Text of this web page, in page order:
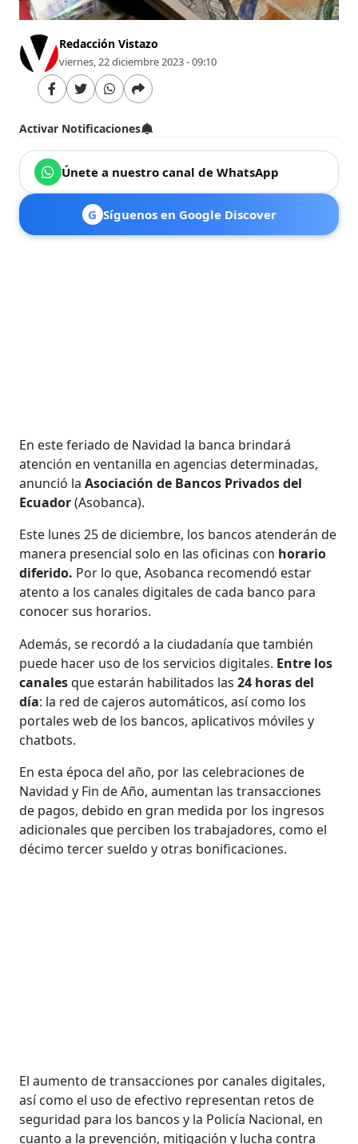
Redacción Vistazo
viernes, 22 diciembre 2023 - 09:10
Activar Notificaciones
Únete a nuestro canal de WhatsApp
G Síguenos en Google Discover
En este feriado de Navidad la banca brindará
atención en ventanilla en agencias determinadas,
anunció laAsociación de Bancos Privados del
Ecuador(Asobanca).
Este lunes 25 de diciembre, los bancos atenderán de
manera presencial solo en las oficinas con horario
diferido. Por lo que, Asobanca recomendó estar
atento a los canales digitales de cada banco para
conocer sus horarios.
Además, se recordó a la ciudadanía que también
puede hacer uso de los servicios digitales. Entre los
canalesque estarán habilitados las 24 horas del
día: la red de cajeros automáticos, así como los
portales web de los bancos, aplicativos móviles y
chatbots.
En esta época del año, por las celebraciones de
Navidad y Fin de Año, aumentan las transacciones
de pagos, debido en gran medida por los ingresos
adicionales que perciben los trabajadores, como el
décimo tercer sueldo y otras bonificaciones.
El aumento de transacciones por canales digitales,
así como el uso de efectivo representan retos de
seguridad para los bancos y la Policía Nacional, en
cuanto a la prevención, mitigación y lucha contra